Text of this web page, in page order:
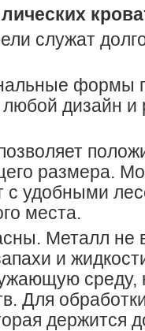
служат
формы
дизайн и
размера.
с удобными
места.
Металл не
и
среду,
Для
держится